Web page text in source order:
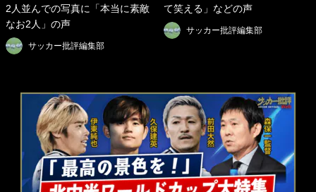
2人並んでの写真に「本当に素敵
なお2人」の声
サッカー批評編集部
て笑える」などの声
サッカー批評編集部